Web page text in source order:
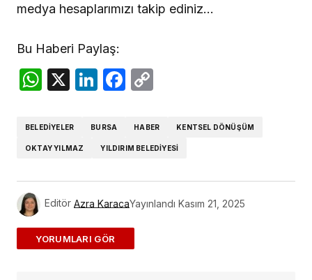
medya hesaplarımızı takip ediniz…
Bu Haberi Paylaş:
WhatsApp
X LinkedIn
Facebook
BELEDIYELER BURSA HABER KENTSEL DÖNÜŞÜM
OKTAY YILMAZ YILDIRIM BELEDIYESI
Editör Azra KaracaYayınlandı Kasım 21, 2025
ADD A COMMENT